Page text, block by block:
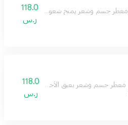
معطر جسم وشعر يمنح شعوراً بالبهجة والنظافة
118.0
ر.س
معطر جسم وشعر بعبق الأخشاب الفخم
118.0
ر.س